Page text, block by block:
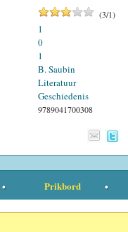
(3/1)
1
0
1
B. Saubin
Literatuur
Geschiedenis
9789041700308
Prikbord